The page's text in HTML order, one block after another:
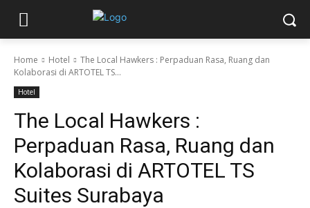
Home Hotel
The Local Hawkers : Perpaduan Rasa, Ruang dan
Kolaborasi di ARTOTEL TS...
Hotel
The Local Hawkers :
Perpaduan Rasa, Ruang dan
Kolaborasi di ARTOTEL TS
Suites Surabaya